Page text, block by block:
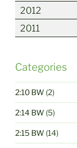
2012
2011
Categories
2:10 BW (2)
2:14 BW (5)
2:15 BW (14)